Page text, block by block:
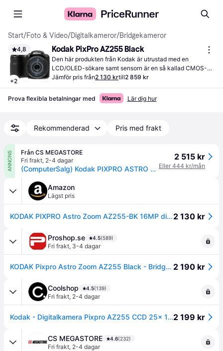
Start/Foto & Video/Digitalkameror/Bridgekameror
4,8
+2
Kodak PixPro AZ255 Black
Den här produkten från Kodak är utrustad med en
LCD/OLED-sökare samt sensorn är en så kallad CMOS-
sensor. Med skärmen på tre tum kan du få en överblick
över dina bilder.
Jämför pris från2 130 krtill2 859 kr
Prova flexibla betalningar med Lär dig hur
Rekommenderad Pris med frakt
ANNONS
Från CS MEGASTORE
Fri frakt, 2-4 dagar
(ComputerSalg) Kodak PIXPRO ASTRO ZOOM, 16,35 MP, 1/2.3, BSI CMOS, 25x, Full HD, Svart
2 515 kr
Eller 444 kr/mån
Amazon
Lägst pris
KODAK PIXPRO Astro Zoom AZ255-BK 16MP digitalkamera med 25X optisk zoom 24 mm vidvinkel 1080P Full HD-video och 3-tums LCD (svart)2 130 kr
Proshop.se 4.5(589)
Fri frakt, 3-4 dagar
KODAK Pixpro Astro Zoom AZ255 Black - Bridge Digital Camera 2 190 kr
Coolshop 4.5(139)
Fri frakt, 2-4 dagar
Kodak - Digitalkamera Pixpro AZ255 CCD 25x 16MP - Svart2 199 kr
CS MEGASTORE 4.6(232)
Fri frakt, 2-4 dagar